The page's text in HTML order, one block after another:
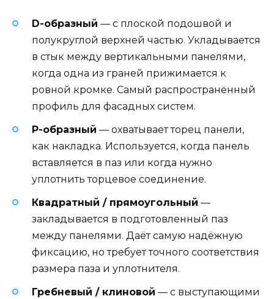
D-образный — с плоской подошвой и
полукруглой верхней частью. Укладывается
в стык между вертикальными панелями,
когда одна из граней прижимается к
ровной кромке. Самый распространённый
профиль для фасадных систем.
P-образный — охватывает торец панели,
как накладка. Используется, когда панель
вставляется в паз или когда нужно
уплотнить торцевое соединение.
Квадратный / прямоугольный —
закладывается в подготовленный паз
между панелями. Даёт самую надёжную
фиксацию, но требует точного соответствия
размера паза и уплотнителя.
Гребневый / клиновой — с выступающими